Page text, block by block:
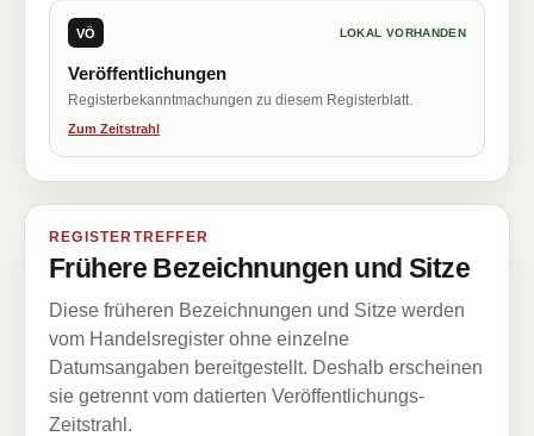
VÖ LOKAL VORHANDEN
Veröffentlichungen
Registerbekanntmachungen zu diesem Registerblatt.
Zum Zeitstrahl
REGISTERTREFFER
Frühere Bezeichnungen und Sitze
Diese früheren Bezeichnungen und Sitze werden
vom Handelsregister ohne einzelne
Datumsangaben bereitgestellt. Deshalb erscheinen
sie getrennt vom datierten Veröffentlichungs-
Zeitstrahl.